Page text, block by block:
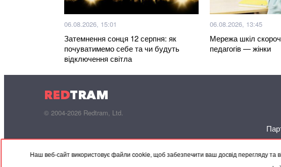
Наш веб-сайт використовує файли cookie, щоб забезпечити ваш досвід перегляду та
06.08.2026, 15:01
Затемнення сонця 12 серпня: як
почуватимемо себе та чи будуть
відключення світла
06.08.2026, 13:45
Мережа шкіл
педагогів — жінки
REDTRAM
© 2004-2026 Redtram, Ltd.